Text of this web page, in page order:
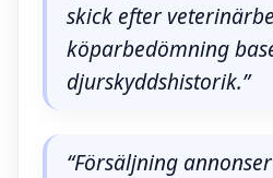
skick efter
köparbedömning
djurskyddshistorik.”
“Försäljning